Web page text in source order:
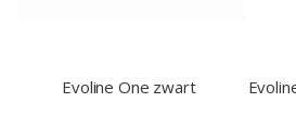
Evoline One zwart